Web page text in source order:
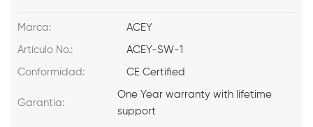
Marca: ACEY
Artículo No.: ACEY-SW-1
Conformidad: CE Certified
Garantía:
One Year warranty with lifetime
support